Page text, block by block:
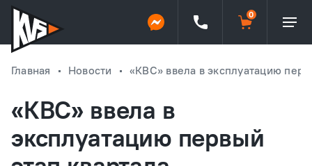
Главная Новости «КВС» ввела в эксплуатацию
«КВС» ввела в
эксплуатацию первый